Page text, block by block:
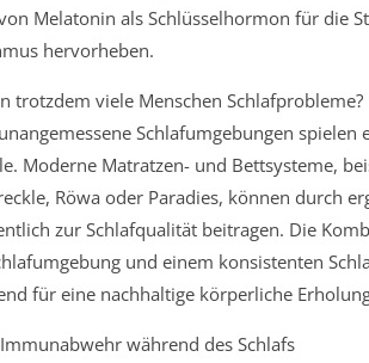
Melatonin als Schlüsselhormon für die
hervorheben.
trotzdem viele Menschen
Schlafumgebungen spielen
Moderne Matratzen- und Bettsysteme,
Röwa oder Paradies, können durch
zur Schlafqualität beitragen. Die
und einem konsistenten
für eine nachhaltige körperliche
während des Schlafs